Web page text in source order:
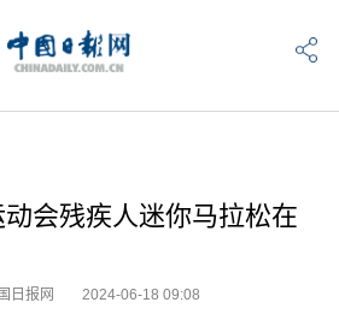
会残疾人迷你马拉松在
日报网 2024-06-18 09:08